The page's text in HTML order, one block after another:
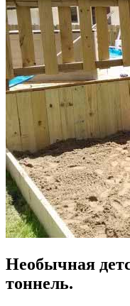
Необычная
тоннель.